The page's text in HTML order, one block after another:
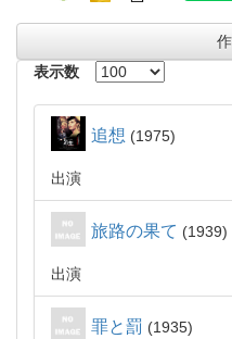
表示数
追想 1975
出演
旅路の果て 1939
出演
罪と罰 1935